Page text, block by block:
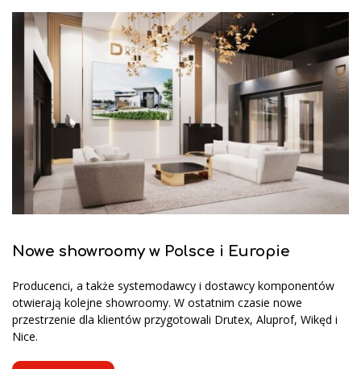
Nowe showroomy w Polsce i Europie
Producenci, a także systemodawcy i dostawcy komponentów
otwierają kolejne showroomy. W ostatnim czasie nowe
przestrzenie dla klientów przygotowali Drutex, Aluprof, Wikęd i
Nice.